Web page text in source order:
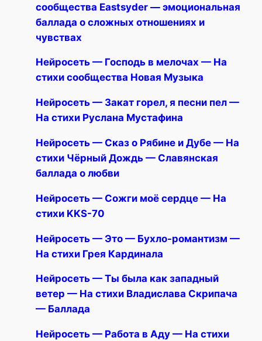
сообщества Eastsyder — эмоциональная
баллада о сложных отношениях и
чувствах
Нейросеть — Господь в мелочах — На
стихи сообщества Новая Музыка
Нейросеть — Закат горел, я песни пел —
На стихи Руслана Мустафина
Нейросеть — Сказ о Рябине и Дубе — На
стихи Чёрный Дождь — Славянская
баллада о любви
Нейросеть — Сожги моё сердце — На
стихи KKS-70
Нейросеть — Это — Бухло-романтизм —
На стихи Грея Кардинала
Нейросеть — Ты была как западный
ветер — На стихи Владислава Скрипача
— Баллада
Нейросеть — Работа в Аду — На стихи